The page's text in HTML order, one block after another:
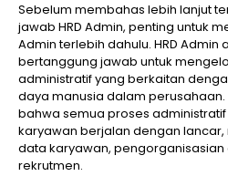
Sebelum membahas lebih lanjut
jawab HRD Admin, penting untuk
Admin terlebih dahulu. HRD
bertanggung jawab untuk
administratif yang berkaitan
daya manusia dalam
bahwa semua proses
karyawan berjalan dengan
data karyawan,
rekrutmen.